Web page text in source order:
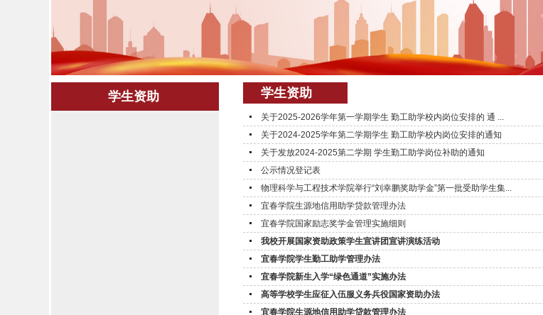
学生资助 学生资助
关于2025-2026学年第一学期学生 勤工助学校内岗位安排的 通 ...
关于2024-2025学年第二学期学生 勤工助学校内岗位安排的通知
关于发放2024-2025第二学期 学生勤工助学岗位补助的通知
公示情况登记表
物理科学与工程技术学院举行“刘幸鹏奖助学金”第一批受助学生集...
宜春学院生源地信用助学贷款管理办法
宜春学院国家励志奖学金管理实施细则
我校开展国家资助政策学生宣讲团宣讲演练活动
宜春学院学生勤工助学管理办法
宜春学院新生入学“绿色通道”实施办法
高等学校学生应征入伍服义务兵役国家资助办法
宜春学院生源地信用助学贷款管理办法